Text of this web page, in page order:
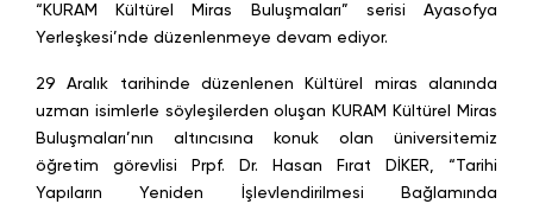
“KURAM Kültürel Miras Buluşmaları” serisi Ayasofya
Yerleşkesi’nde düzenlenmeye devam ediyor.
29 Aralık tarihinde düzenlenen Kültürel miras alanında
uzman isimlerle söyleşilerden oluşan KURAM Kültürel Miras
Buluşmaları’nın altıncısına konuk olan üniversitemiz
öğretim görevlisi Prpf. Dr. Hasan Fırat DİKER, “Tarihi
Yapıların Yeniden İşlevlendirilmesi Bağlamında